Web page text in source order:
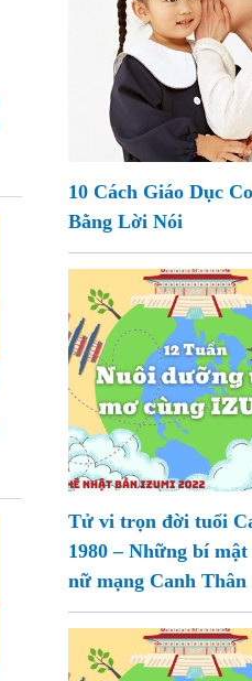
10 Cách Giáo Dục
Bằng Lời Nói
Tử vi trọn đời tuổi
1980 – Những bí mật
nữ mạng Canh Thân